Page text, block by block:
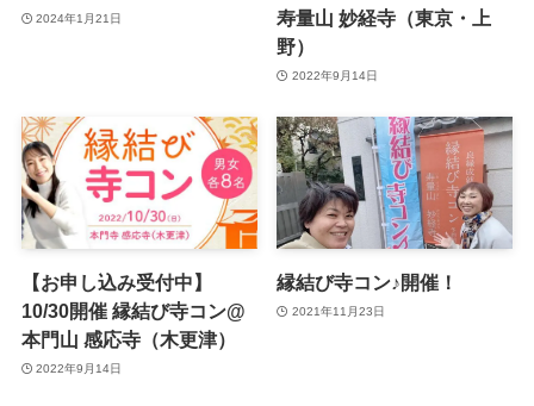
2024年1月21日
寿量山 妙経寺（東京・上
野）
2022年9月14日
【お申し込み受付中】
10/30開催 縁結び寺コン@
本門山 感応寺（木更津）
2022年9月14日
縁結び寺コン♪開催！
2021年11月23日